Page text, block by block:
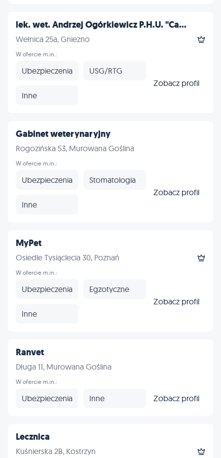
lek. wet. Andrzej Ogórkiewicz P.H.U. "Ca...
Wełnica 25a, Gniezno
W ofercie m.in.:
Ubezpieczenia USG/RTG
Inne
Zobacz profil
Gabinet weterynaryjny
Rogozińska 53, Murowana Goślina
W ofercie m.in.:
Ubezpieczenia Stomatologia
Inne
Zobacz profil
MyPet
Osiedle Tysiąclecia 30, Poznań
W ofercie m.in.:
Ubezpieczenia Egzotyczne
Inne
Zobacz profil
Ranvet
Długa 11, Murowana Goślina
W ofercie m.in.:
Ubezpieczenia Inne Zobacz profil
Lecznica
Kuśnierska 2B, Kostrzyn